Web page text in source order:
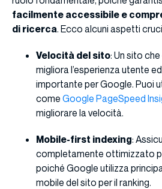
facilmente accessibile e
di ricerca. Ecco alcuni aspetti
Velocità del sito: Un sito
migliora l’esperienza utente
importante per Google. Puoi
come Google PageSpeed
migliorare la velocità.
Mobile-first indexing:
completamente ottimizzato
poiché Google utilizza
mobile del sito per il ranking.